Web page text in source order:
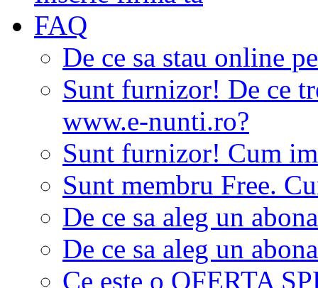
FAQ
De ce sa stau online
Sunt furnizor! De ce
www.e-nunti.ro?
Sunt furnizor! Cum
Sunt membru Free.
De ce sa aleg un
De ce sa aleg un
Ce este o OFERTA